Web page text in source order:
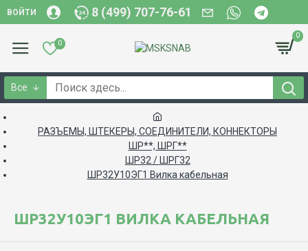
ВОЙТИ 8 (499) 707-76-61
0
0
Все
РАЗЪЕМЫ, ШТЕКЕРЫ, СОЕДИНИТЕЛИ, КОННЕКТОРЫ
ШР**, ШРГ**
ШР32 / ШРГ32
ШР32У10ЭГ1 Вилка кабельная
ШР32У10ЭГ1 ВИЛКА КАБЕЛЬНАЯ